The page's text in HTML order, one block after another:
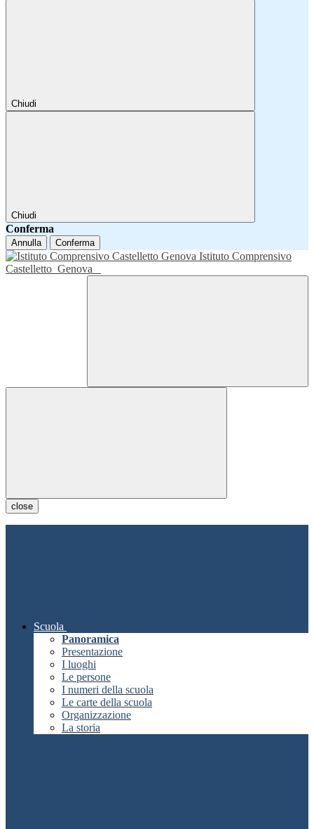
Chiudi
Chiudi
Conferma
Annulla Conferma
Istituto Comprensivo
Castelletto Genova
close
Scuola
Panoramica
Presentazione
I luoghi
Le persone
I numeri della scuola
Le carte della scuola
Organizzazione
La storia